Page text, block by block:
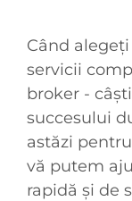
Când
servicii
broker -
succesului
astăzi
vă putem
rapidă și de